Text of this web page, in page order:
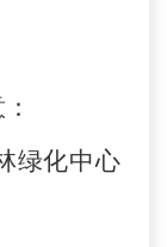
绿化中心